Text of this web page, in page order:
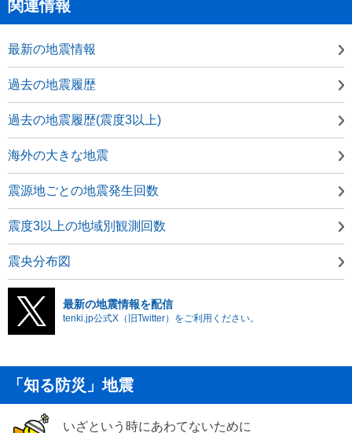
関連情報
最新の地震情報
過去の地震履歴
過去の地震履歴(震度3以上)
海外の大きな地震
震源地ごとの地震発生回数
震度3以上の地域別観測回数
震央分布図
最新の地震情報を配信
tenki.jp公式X（旧Twitter）をご利用ください。
「知る防災」地震
いざという時にあわてないために